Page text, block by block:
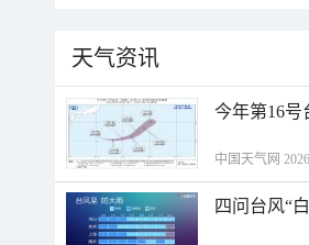
天气资讯
今年第16号
中国天气网
四问台风“